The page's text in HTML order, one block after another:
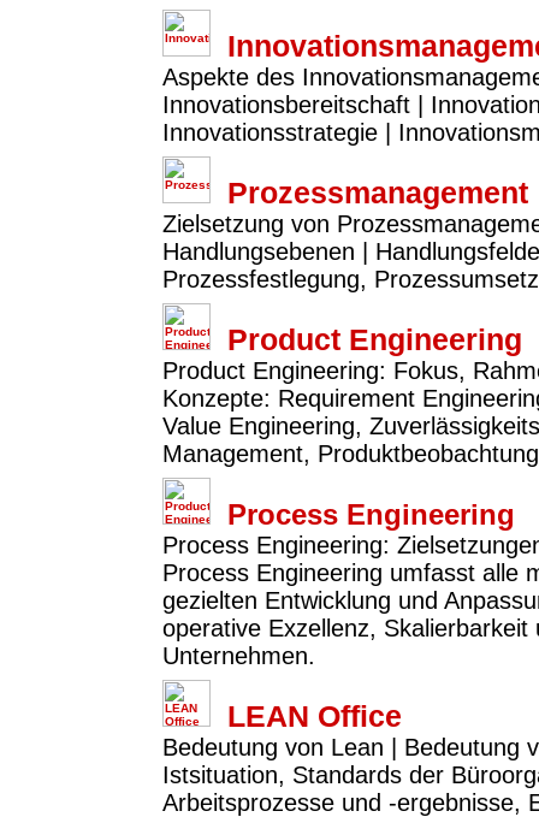
Aspekte des
Innovationsbereitschaft |
Innovationsstrategie |
Prozessmanagement
Zielsetzung von
Handlungsebenen |
Prozessfestlegung,
Product Engineering
Product Engineering: Fokus,
Konzepte: Requirement
Value Engineering,
Management,
Process Engineering
Process Engineering:
Process Engineering umfasst alle
gezielten Entwicklung und
operative Exzellenz,
Unternehmen.
LEAN Office
Bedeutung von Lean | Bedeutung
Istsituation, Standards der
Arbeitsprozesse und -ergebnisse,